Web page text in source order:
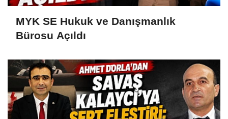
MYK SE Hukuk ve Danışmanlık
Bürosu Açıldı